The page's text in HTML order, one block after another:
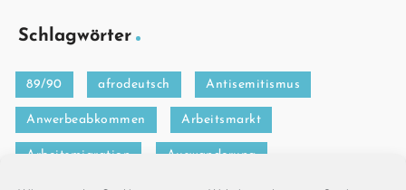
Schlagwörter
89/90 afrodeutsch Antisemitismus
Anwerbeabkommen Arbeitsmarkt
Arbeitsmigration Auswanderung